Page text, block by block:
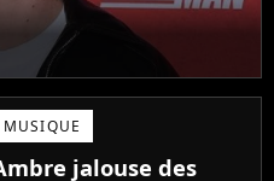
MUSIQUE
jalouse des